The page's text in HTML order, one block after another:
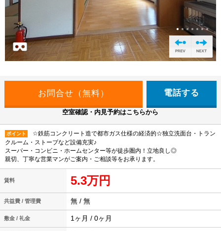
電話する
空室確認・内見予約はこちらから
ポイント
☆鉄筋コンクリート造で都市ガス仕様の経済的☆独立洗面台・トラン
クルーム・ストーブなど設備充実♪
スーパー・コンビニ・ホームセンター等が徒歩圏内！立地良し◎
親切、丁寧な営業マンがご案内・ご相談等をお承ります。
賃料 5.3万円
共益費 / 管理費 無 / 無
敷金 / 礼金 1ヶ月 / 0ヶ月